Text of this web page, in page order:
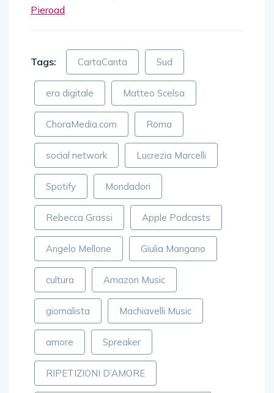
Pieroad
Tags: CartaCanta Sud
era digitale Matteo Scelsa
ChoraMedia.com Roma
social network Lucrezia Marcelli
Spotify Mondadori
Rebecca Grassi Apple Podcasts
Angelo Mellone Giulia Mangano
cultura Amazon Music
giornalista Machiavelli Music
amore Spreaker
RIPETIZIONI D’AMORE